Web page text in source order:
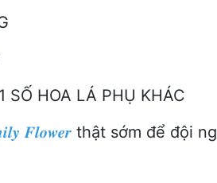
SỐ HOA LÁ PHỤ KHÁC
𝑭𝒍𝒐𝒘𝒆𝒓 thật sớm để đội